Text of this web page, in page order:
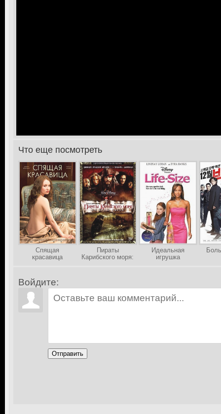
>Что еще посмотреть
Спящая
красавица
Пираты
Карибского моря:
Идеальная
игрушка
Войдите:
Отправить